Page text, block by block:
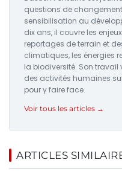
questions de
sensibilisation au
dix ans, il couvre les
reportages de terrain et
climatiques, les énergies
la biodiversité. Son
des activités humaines
pour y faire face.
Voir tous les articles →
ARTICLES